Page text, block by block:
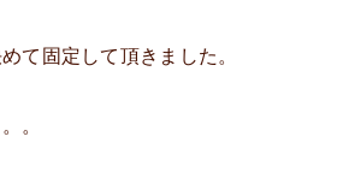
て固定して頂きました。
。